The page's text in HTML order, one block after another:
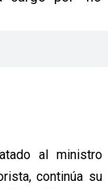
al ministro
continúa su